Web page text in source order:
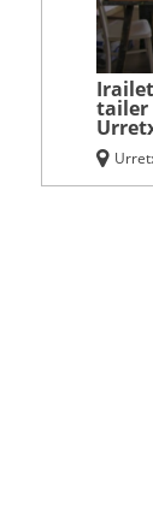
tailer